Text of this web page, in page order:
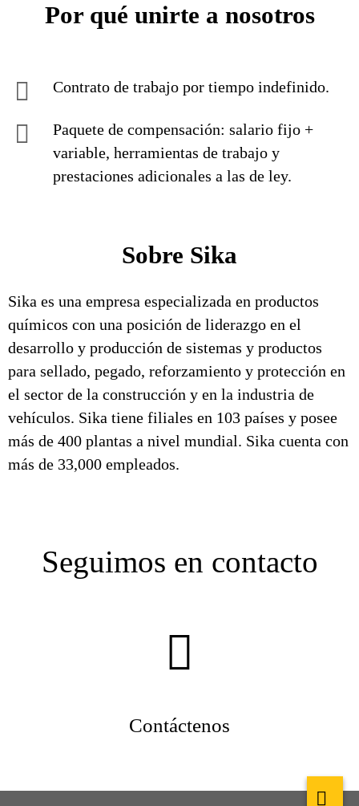
Por qué unirte a nosotros
Contrato de trabajo por tiempo indefinido.
Paquete de compensación: salario fijo +
variable, herramientas de trabajo y
prestaciones adicionales a las de ley.
Sobre Sika
Sika es una empresa especializada en productos
químicos con una posición de liderazgo en el
desarrollo y producción de sistemas y productos
para sellado, pegado, reforzamiento y protección en
el sector de la construcción y en la industria de
vehículos. Sika tiene filiales en 103 países y posee
más de 400 plantas a nivel mundial. Sika cuenta con
más de 33,000 empleados.
Seguimos en contacto
Contáctenos